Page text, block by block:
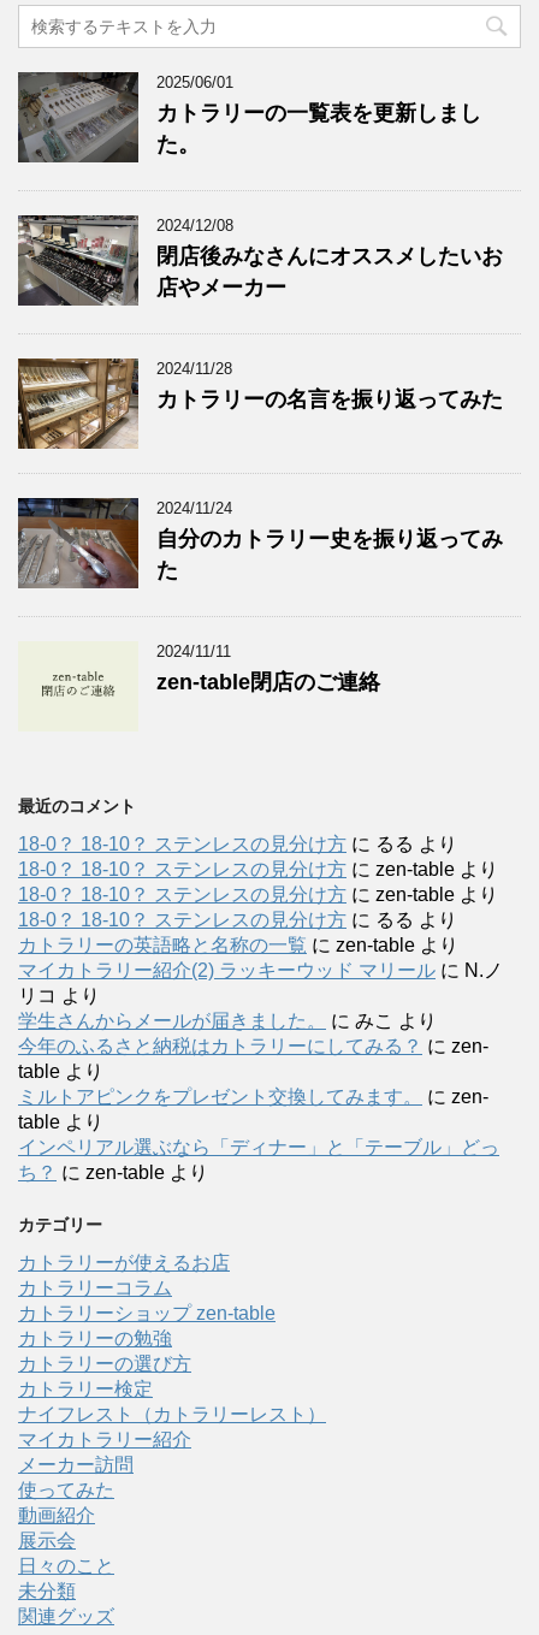
2025/06/01
カトラリーの一覧表を更新しまし
た。
2024/12/08
閉店後みなさんにオススメしたいお
店やメーカー
2024/11/28
カトラリーの名言を振り返ってみた
2024/11/24
自分のカトラリー史を振り返ってみ
た
2024/11/11
zen-table閉店のご連絡
最近のコメント
18-0？ 18-10？ ステンレスの見分け方 に るる より
18-0？ 18-10？ ステンレスの見分け方 に zen-table より
18-0？ 18-10？ ステンレスの見分け方 に zen-table より
18-0？ 18-10？ ステンレスの見分け方 に るる より
カトラリーの英語略と名称の一覧 に zen-table より
マイカトラリー紹介(2) ラッキーウッド マリール に N.ノ
リコ より
学生さんからメールが届きました。
に みこ より
今年のふるさと納税はカトラリーにしてみる？ に zen-
table より
ミルトアピンクをプレゼント交換してみます。
に zen-
table より
インペリアル選ぶなら「ディナー」と「テーブル」どっ
ち？ に zen-table より
カテゴリー
カトラリーが使えるお店
カトラリーコラム
カトラリーショップ zen-table
カトラリーの勉強
カトラリーの選び方
カトラリー検定
ナイフレスト（カトラリーレスト）
マイカトラリー紹介
メーカー訪問
使ってみた
動画紹介
展示会
日々のこと
未分類
関連グッズ